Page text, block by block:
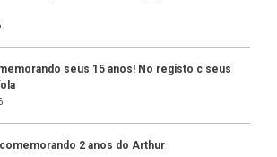
seus 15 anos! No registo c seus
2 anos do Arthur